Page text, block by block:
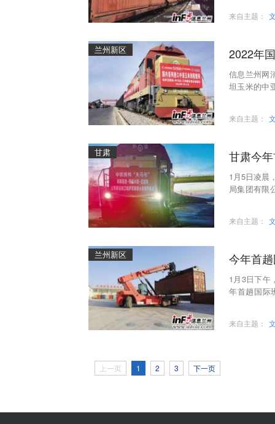
来自主题：
兰州新区 2022年
信息兰州网
坦玉米的中
来自主题：
甘肃 甘肃今
1月5日凌晨
局集团有限
来自主题：
兰州新区 今年首
1月3日下午
年首趟国际
来自主题：
上一页 1 2 3 下一页